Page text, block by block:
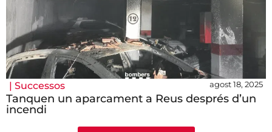
| Successos agost 18, 2025
Tanquen un aparcament a Reus després d’un
incendi